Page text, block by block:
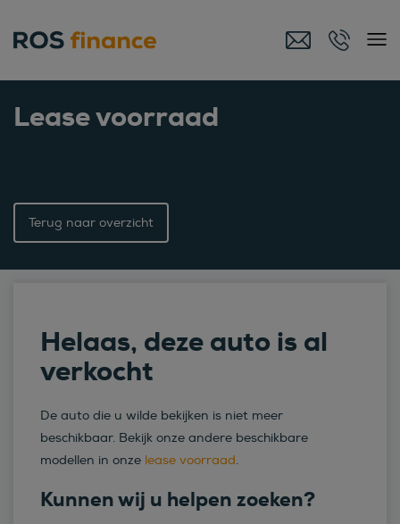
Lease voorraad
Terug naar overzicht
Helaas, deze auto is al
verkocht
De auto die u wilde bekijken is niet meer
beschikbaar. Bekijk onze andere beschikbare
modellen in onze lease voorraad.
Kunnen wij u helpen zoeken?